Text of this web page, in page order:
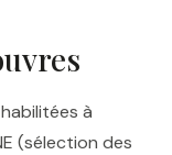
à
(sélection des